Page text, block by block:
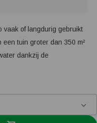
vaak of langdurig gebruikt
tuin groter dan 350 m²
dankzij de